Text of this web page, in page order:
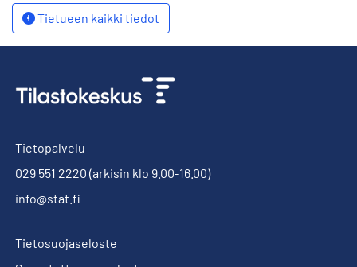
Tietueen kaikki tiedot
Tietopalvelu
029 551 2220 (arkisin klo 9.00-16.00)
info@stat.fi
Tietosuojaseloste